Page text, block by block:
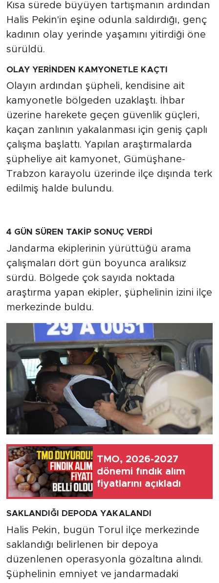
Kısa sürede büyüyen tartışmanın ardından
Halis Pekin'in eşine odunla saldırdığı, genç
kadının olay yerinde yaşamını yitirdiği öne
sürüldü.
OLAY YERİNDEN KAMYONETLE KAÇTI
Olayın ardından şüpheli, kendisine ait
kamyonetle bölgeden uzaklaştı. İhbar
üzerine harekete geçen güvenlik güçleri,
kaçan zanlının yakalanması için geniş çaplı
çalışma başlattı. Yapılan araştırmalarda
şüpheliye ait kamyonet, Gümüşhane-
Trabzon karayolu üzerinde ilçe dışında terk
edilmiş halde bulundu.
4 GÜN SÜREN TAKİP SONUÇ VERDİ
Jandarma ekiplerinin yürüttüğü arama
çalışmaları dört gün boyunca aralıksız
sürdü. Bölgede çok sayıda noktada
araştırma yapan ekipler, şüphelinin izini ilçe
merkezinde buldu.
TMO, 2026-2027
dönemi fındık alım
fiyatlarını açıkladı
SAKLANDIĞI DEPODA YAKALANDI
Halis Pekin, bugün Torul ilçe merkezinde
saklandığı belirlenen bir depoya
düzenlenen operasyonla gözaltına alındı.
Şüphelinin emniyet ve jandarmadaki